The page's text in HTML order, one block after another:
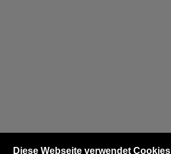
Diese Webseite verwendet Cookies